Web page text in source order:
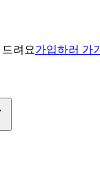
드려요가입하러 가기